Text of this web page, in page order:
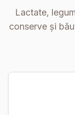
Lactate,
conserve și